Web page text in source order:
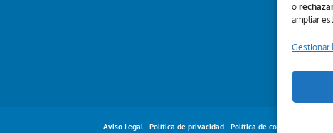
o
ampliar
Gestionar
Aviso Legal - Política de privacidad - Política de cookies